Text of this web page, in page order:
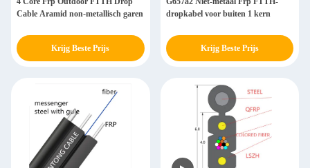
Cable Aramid non-metallisch garen
Krijg Beste Prijs
dropkabel voor buiten 1 kern
Krijg Beste Prijs